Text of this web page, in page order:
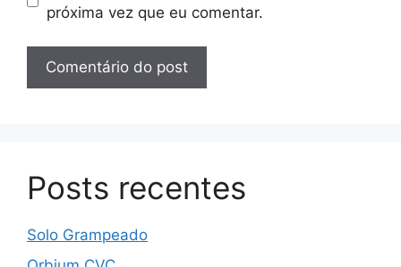
próxima vez que eu comentar.
Posts recentes
Solo Grampeado